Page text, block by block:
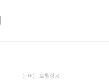
돈버는 호텔항공